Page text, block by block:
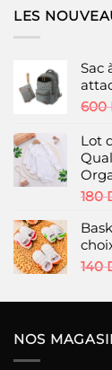
LES
Sac
600
Lot
180
140
NOS